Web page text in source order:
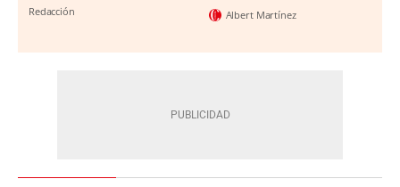
Redacción Albert Martínez